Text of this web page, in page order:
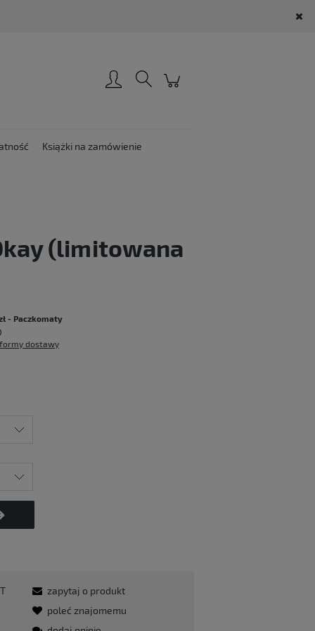
Książki na zamówienie
(limitowana
- Paczkomaty
dostawy
zapytaj o produkt
poleć znajomemu